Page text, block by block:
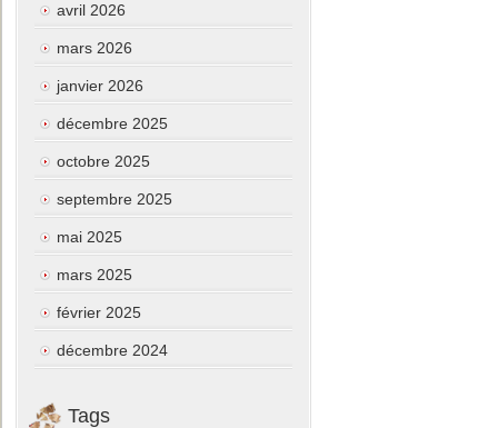
avril 2026
mars 2026
janvier 2026
décembre 2025
octobre 2025
septembre 2025
mai 2025
mars 2025
février 2025
décembre 2024
Tags